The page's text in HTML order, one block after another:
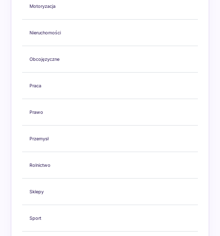
Motoryzacja
Nieruchomości
Obcojęzyczne
Praca
Prawo
Przemysł
Rolnictwo
Sklepy
Sport